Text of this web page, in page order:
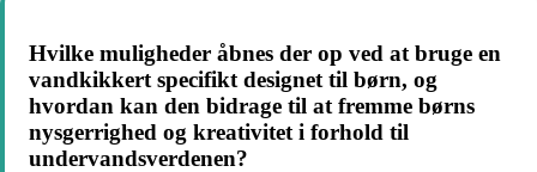
Hvilke muligheder åbnes der op ved at bruge en
vandkikkert specifikt designet til børn, og
hvordan kan den bidrage til at fremme børns
nysgerrighed og kreativitet i forhold til
undervandsverdenen?